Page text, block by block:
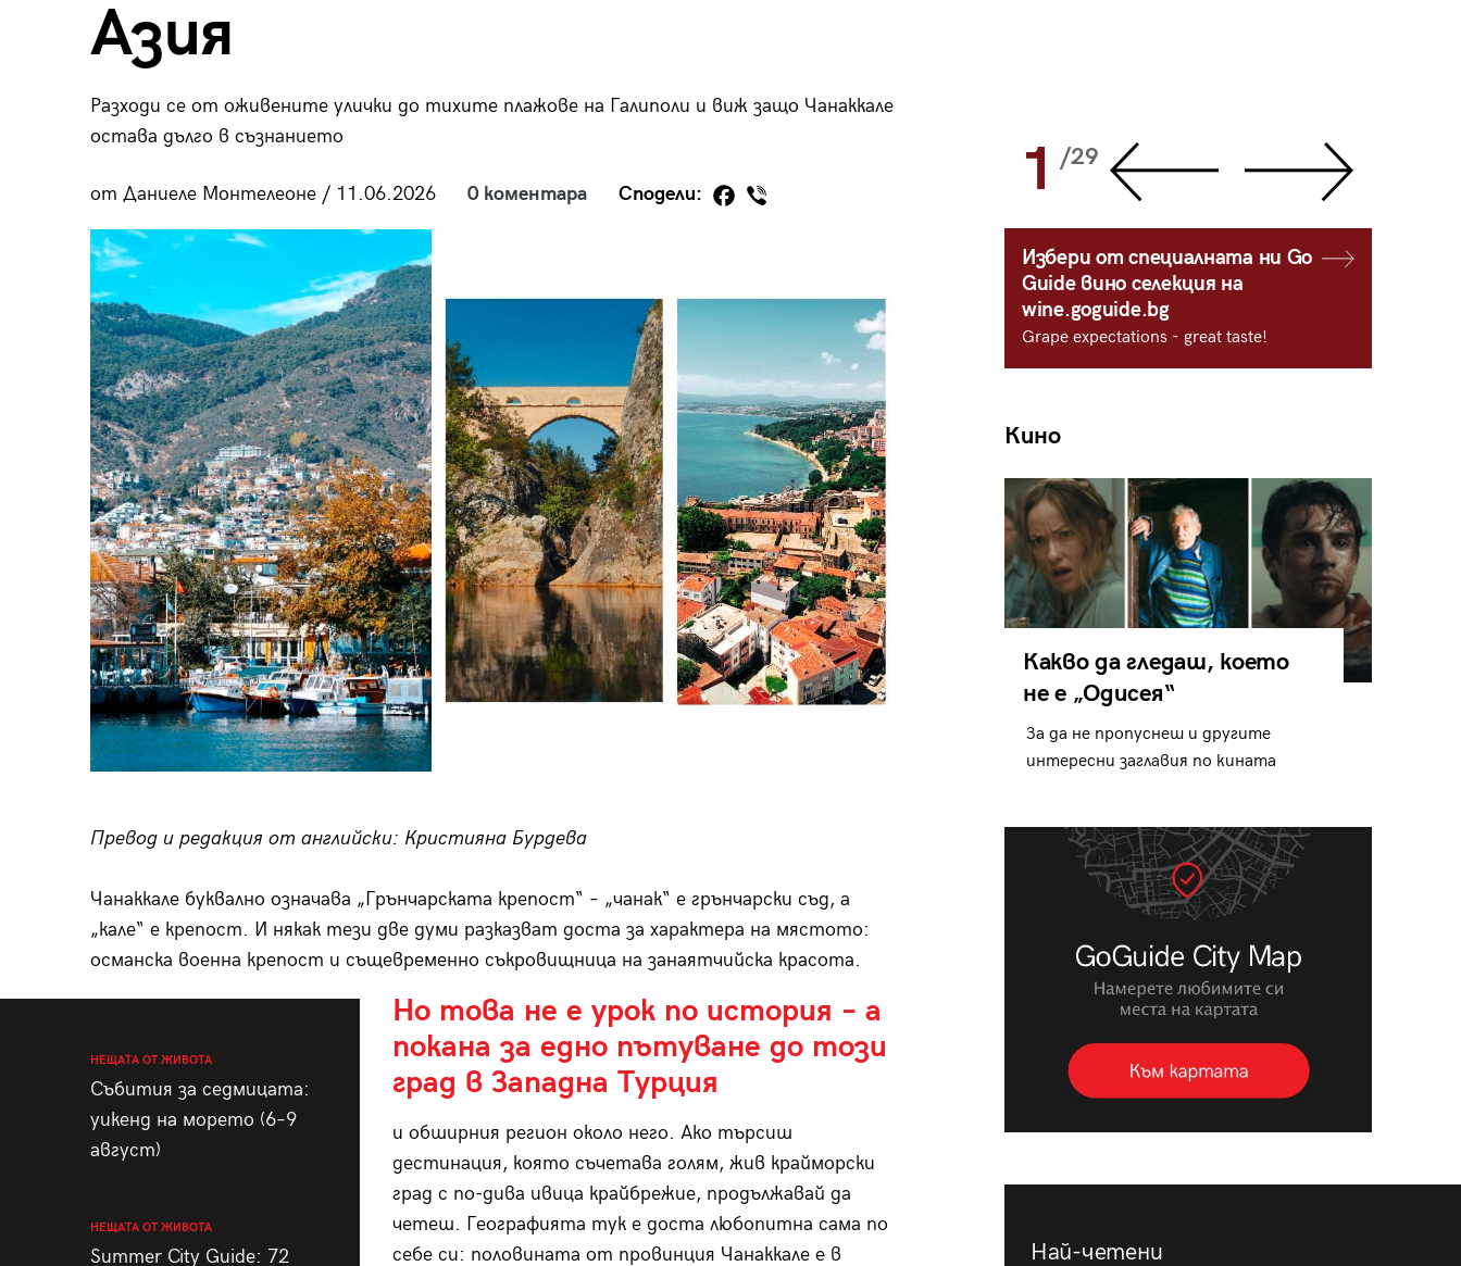
Азия
Разходи се от оживените улички до тихите плажове на Галиполи и виж защо Чанаккале
остава дълго в съзнанието
от Даниеле Монтелеоне / 11.06.2026 0 коментара Сподели:
Превод и редакция от английски: Кристияна Бурдева
Чанаккале буквално означава „Грънчарската крепост“ – „чанак“ е грънчарски съд, а
„кале“ е крепост. И някак тези две думи разказват доста за характера на мястото:
османска военна крепост и същевременно съкровищница на занаятчийска красота.
НЕЩАТА ОТ ЖИВОТА
Събития за седмицата:
уикенд на морето (6–9
август)
НЕЩАТА ОТ ЖИВОТА
Summer City Guide: 72
Но това не е урок по история – а
покана за едно пътуване до този
град в Западна Турция
и обширния регион около него. Ако търсиш
дестинация, която съчетава голям, жив крайморски
град с по-дива ивица крайбрежие, продължавай да
четеш. Географията тук е доста любопитна сама по
себе си: половината от провинция Чанаккале е в
28 29 1 /29
Избери от специалната ни Go
Guide вино селекция на
wine.goguide.bg
Grape expectations - great taste!
Кино
Какво да гледаш, което
не е „Одисея“
За да не пропуснеш и другите
интересни заглавия по кината
Най-четени